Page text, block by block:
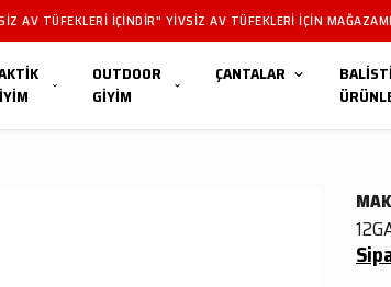
AV TÜFEKLERI IÇINDIR" YIVSIZ AV TÜFEKLERI IÇIN
OUTDOOR
GİYİM
ÇANTALAR